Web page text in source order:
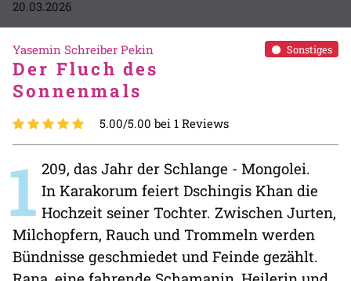
20.03.2026
Sonstiges
Yasemin Schreiber Pekin
Der Fluch des
Sonnenmals
5.00/5.00 bei 1 Reviews
1 209, das Jahr der Schlange - Mongolei.
In Karakorum feiert Dschingis Khan die
Hochzeit seiner Tochter. Zwischen Jurten,
Milchopfern, Rauch und Trommeln werden
Bündnisse geschmiedet und Feinde gezählt.